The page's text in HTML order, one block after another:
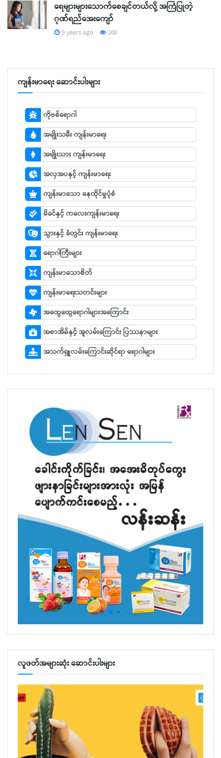
ရေများများသောက်စေချင်တယ်လို့ အကြံပြုတဲ့
ဂုဏ်ရည်အေးကျော်
9 years ago 100
ကျန်းမာရေး ဆောင်းပါးများ
ကိုဗစ်ရောဂါ
အမျိုးသမီး ကျန်းမာရေး
အမျိုးသား ကျန်းမာရေး
အလှအပနှင့် ကျန်းမာရေး
ကျန်းမာသော နေထိုင်မှုပုံစံ
မိခင်နှင့် ကလေးကျန်းမာရေး
သွားနှင့် ခံတွင်း ကျန်းမာရေး
ရောဂါကြီးများ
ကျန်းမာသောစိတ်
ကျန်းမာရေးသတင်းများ
အထွေထွေရောဂါများအကြောင်း
အစာအိမ်နှင့် အူလမ်းကြောင်း ပြဿနာများ
အသက်ရှူလမ်းကြောင်းဆိုင်ရာ ရောဂါများ
လူဖတ်အများဆုံး ဆောင်းပါးများ